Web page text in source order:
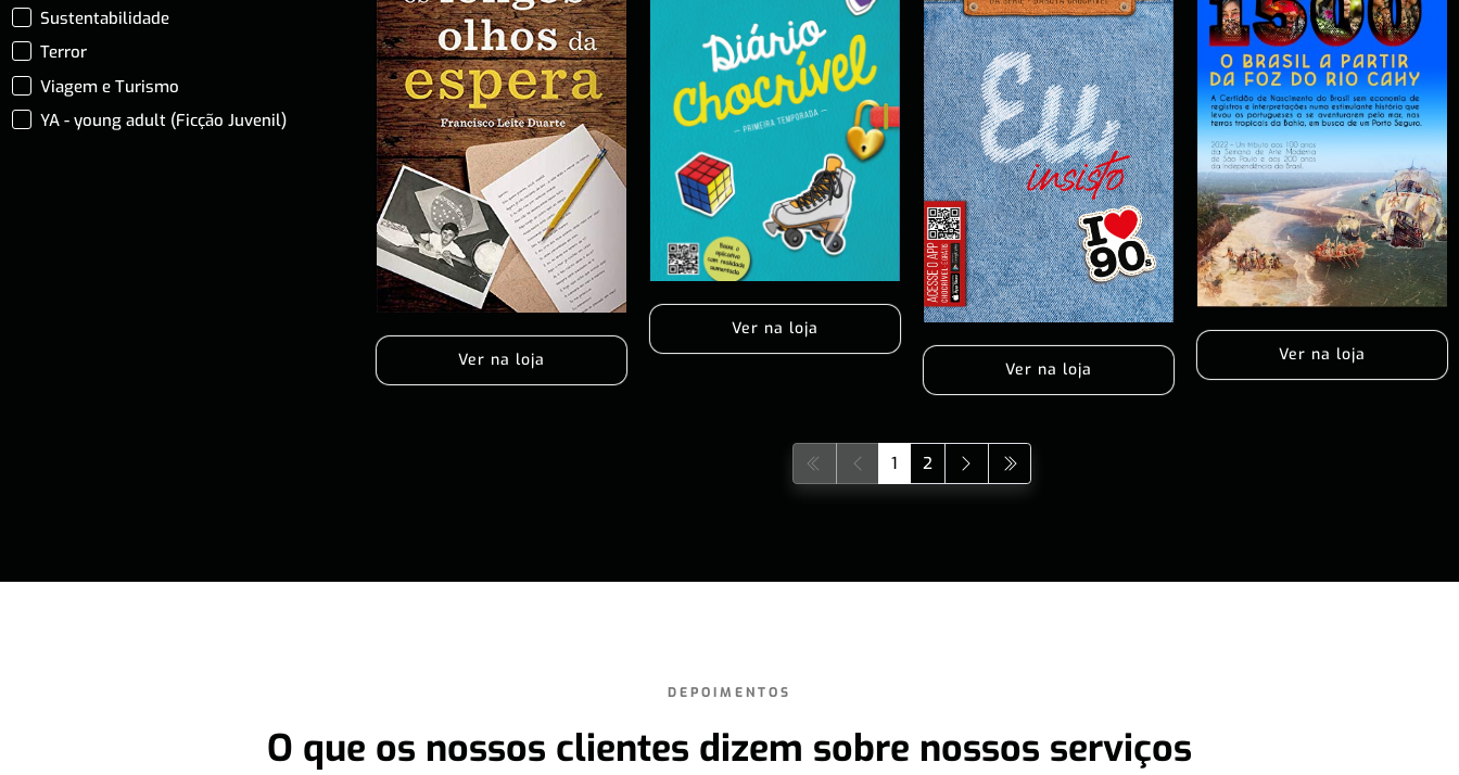
Sustentabilidade
Terror
Viagem e Turismo
YA - young adult (Ficção Juvenil)
Ver na loja
Ver na loja
Ver na loja
Ver na loja
1 2
DEPOIMENTOS
O que os nossos clientes dizem sobre nossos serviços